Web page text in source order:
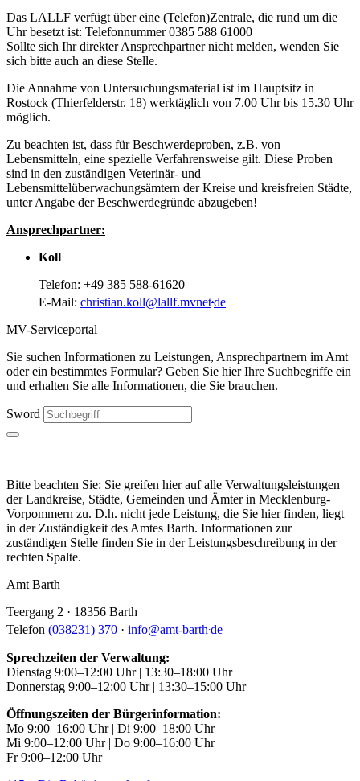
Das LALLF verfügt über eine (Telefon)Zentrale, die rund um die
Uhr besetzt ist: Telefonnummer 0385 588 61000
Sollte sich Ihr direkter Ansprechpartner nicht melden, wenden Sie
sich bitte auch an diese Stelle.
Die Annahme von Untersuchungsmaterial ist im Hauptsitz in
Rostock (Thierfelderstr. 18) werktäglich von 7.00 Uhr bis 15.30 Uhr
möglich.
Zu beachten ist, dass für Beschwerdeproben, z.B. von
Lebensmitteln, eine spezielle Verfahrensweise gilt. Diese Proben
sind in den zuständigen Veterinär- und
Lebensmittelüberwachungsämtern der Kreise und kreisfreien Städte,
unter Angabe der Beschwerdegründe abzugeben!
Ansprechpartner:
Koll
Telefon: +49 385 588-61620
E-Mail: christian.koll@lallf.mvnetde
MV-Serviceportal
Sie suchen Informationen zu Leistungen, Ansprechpartnern im Amt
oder ein bestimmtes Formular? Geben Sie hier Ihre Suchbegriffe ein
und erhalten Sie alle Informationen, die Sie brauchen.
Sword
Bitte beachten Sie: Sie greifen hier auf alle Verwaltungsleistungen
der Landkreise, Städte, Gemeinden und Ämter in Mecklenburg-
Vorpommern zu. D.h. nicht jede Leistung, die Sie hier finden, liegt
in der Zuständigkeit des Amtes Barth. Informationen zur
zuständigen Stelle finden Sie in der Leistungsbeschreibung in der
rechten Spalte.
Amt Barth
Teergang 2 · 18356 Barth
Telefon (038231) 370 · info@amt-barthde
Sprechzeiten der Verwaltung:
Dienstag 9:00–12:00 Uhr | 13:30–18:00 Uhr
Donnerstag 9:00–12:00 Uhr | 13:30–15:00 Uhr
Öffnungszeiten der Bürgerinformation:
Mo 9:00–16:00 Uhr | Di 9:00–18:00 Uhr
Mi 9:00–12:00 Uhr | Do 9:00–16:00 Uhr
Fr 9:00–12:00 Uhr